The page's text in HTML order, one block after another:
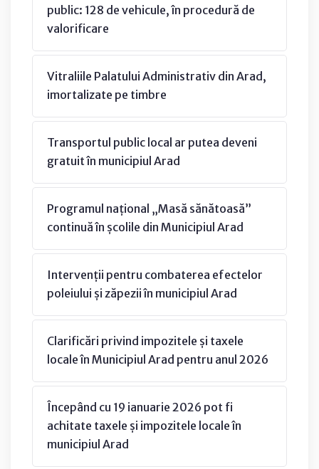
public: 128 de vehicule, în procedură de
valorificare
Vitraliile Palatului Administrativ din Arad,
imortalizate pe timbre
Transportul public local ar putea deveni
gratuit în municipiul Arad
Programul național „Masă sănătoasă”
continuă în școlile din Municipiul Arad
Intervenții pentru combaterea efectelor
poleiului și zăpezii în municipiul Arad
Clarificări privind impozitele și taxele
locale în Municipiul Arad pentru anul 2026
Începând cu 19 ianuarie 2026 pot fi
achitate taxele și impozitele locale în
municipiul Arad